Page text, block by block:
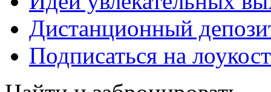
Дистанционный
Подписаться на